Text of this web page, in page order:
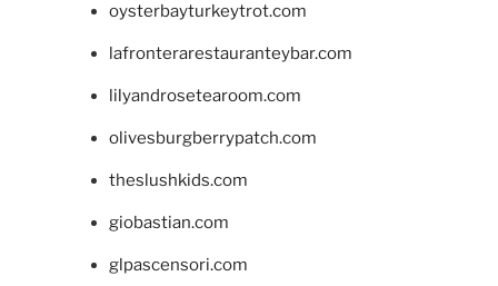
oysterbayturkeytrot.com
lafronterarestauranteybar.com
lilyandrosetearoom.com
olivesburgberrypatch.com
theslushkids.com
giobastian.com
glpascensori.com